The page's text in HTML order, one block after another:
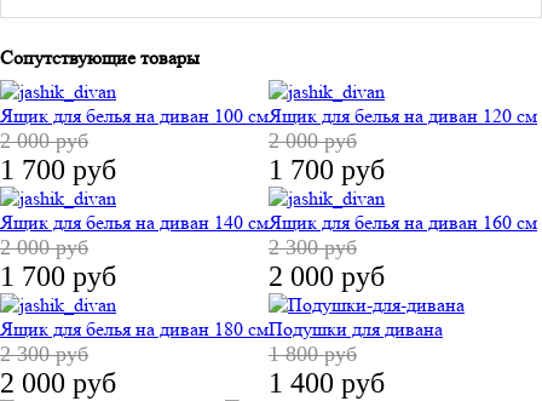
Сопутствующие товары
Ящик для белья на диван 100 см
2 000 руб
1 700 руб
Ящик для белья на диван 120 см
2 000 руб
1 700 руб
Ящик для белья на диван 140 см
2 000 руб
1 700 руб
Ящик для белья на диван 160 см
2 300 руб
2 000 руб
Ящик для белья на диван 180 см
2 300 руб
2 000 руб
Подушки для дивана
1 800 руб
1 400 руб